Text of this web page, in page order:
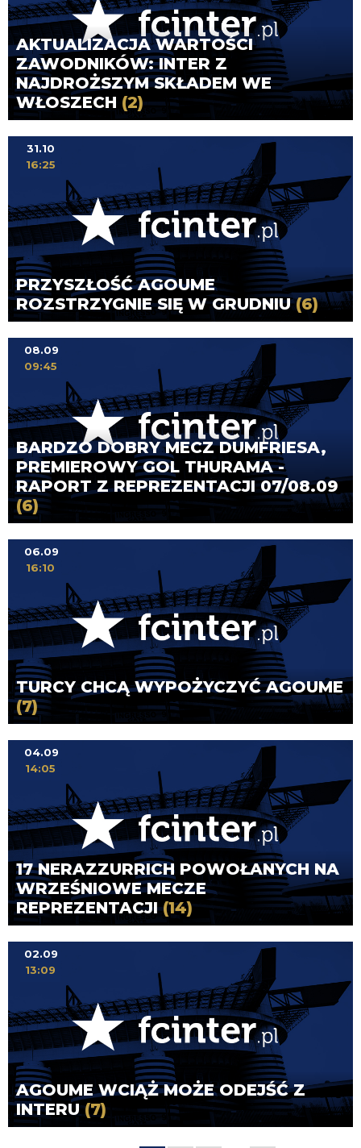
AKTUALIZACJA WARTOŚCI
ZAWODNIKÓW: INTER Z
NAJDROŻSZYM SKŁADEM WE
WŁOSZECH (2)
PRZYSZŁOŚĆ AGOUME
ROZSTRZYGNIE SIĘ W GRUDNIU(6)
31.10
16:25
BARDZO DOBRY MECZ DUMFRIESA,
PREMIEROWY GOL THURAMA -
RAPORT Z REPREZENTACJI 07/08.09
(6)
08.09
09:45
TURCY CHCĄ WYPOŻYCZYĆ AGOUME
(7)
06.09
16:10
17 NERAZZURRICH POWOŁANYCH NA
WRZEŚNIOWE MECZE
REPREZENTACJI(14)
04.09
14:05
AGOUME WCIĄŻ MOŻE ODEJŚĆ Z
INTERU(7)
02.09
13:09